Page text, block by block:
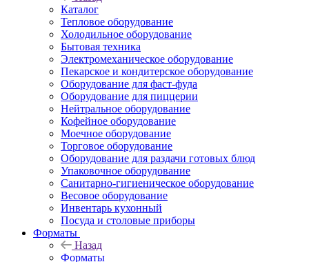
Каталог
Тепловое оборудование
Холодильное оборудование
Бытовая техника
Электромеханическое оборудование
Пекарское и кондитерское оборудование
Оборудование для фаст-фуда
Оборудование для пиццерии
Нейтральное оборудование
Кофейное оборудование
Моечное оборудование
Торговое оборудование
Оборудование для раздачи готовых блюд
Упаковочное оборудование
Санитарно-гигиеническое оборудование
Весовое оборудование
Инвентарь кухонный
Посуда и столовые приборы
Форматы
Назад
Форматы